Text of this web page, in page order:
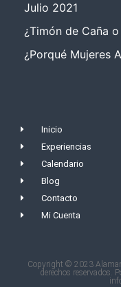
Julio 2021
¿Timón de Caña o
¿Porqué Mujeres
Inicio
Experiencias
Calendario
Blog
Contacto
Mi Cuenta
Copyright © 2023 Alamar
derechos reservados.